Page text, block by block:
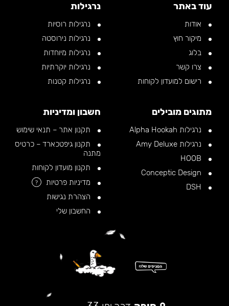
עוד באתר
אודות
מיקור חוץ
בלוג
צרו קשר
רישום למועדון לקוחות
נרגילות
נרגילות רוסיות
נרגילות נירוסטה
נרגילות מיוחדות
נרגילות יוקרתיות
נרגילות קטנות
מתוגים מובילים
נרגילות Alpha Hookah
נרגילות Amy Deluxe
חשבון ומדיניות
תקנון אתר – תנאי שימוש
תקנון גיפטכארד – כרטיס
מתנה
תקנון מועדון לקוחות
מדיניות פרטיות
?
הצהרת נגישות
החשבון שלי